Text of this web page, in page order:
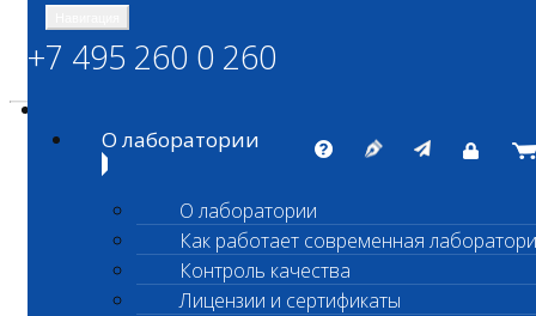
ШАНС БИО
Независимая ветеринарная лаборатория
+7 495 260 0 260
О лаборатории
О лаборатории
Как работает современная
Контроль качества
Лицензии и сертификаты